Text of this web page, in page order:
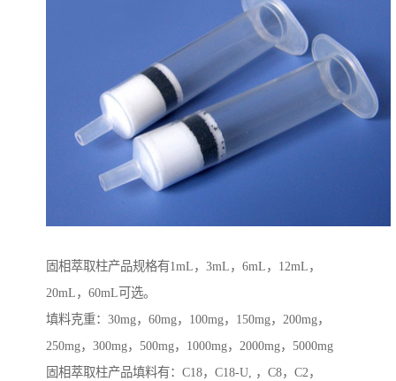
固相萃取柱产品规格有1mL，3mL，6mL，12mL，
20mL，60mL可选。
填料克重：30mg，60mg，100mg，150mg，200mg，
250mg，300mg，500mg，1000mg，2000mg，5000mg
固相萃取柱产品填料有：C18，C18-U, ，C8，C2，